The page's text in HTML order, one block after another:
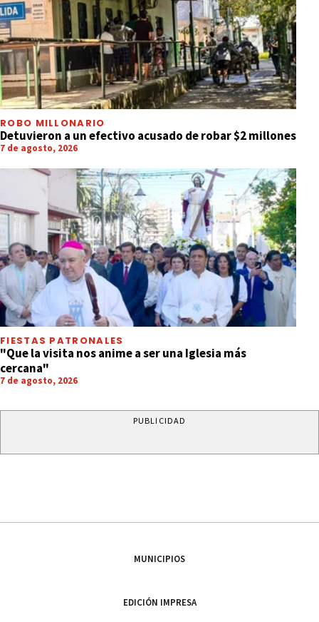
ROBO MILLONARIO
Detuvieron a un efectivo acusado de robar $2 millones
7 de agosto, 2026
FIESTAS PATRONALES
"Que la visita nos anime a ser una Iglesia más
cercana"
7 de agosto, 2026
PUBLICIDAD
MUNICIPIOS
EDICIÓN IMPRESA